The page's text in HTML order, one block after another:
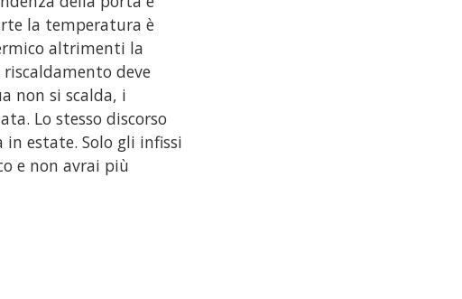
la temperatura è
altrimenti la
deve
non si scalda, i
Lo stesso discorso
estate. Solo gli infissi
e non avrai più